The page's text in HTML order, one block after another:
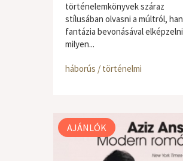
történelemkönyvek száraz
stílusában olvasni a múltról,
fantázia bevonásával
milyen...
háborús / történelmi
AJÁNLÓK